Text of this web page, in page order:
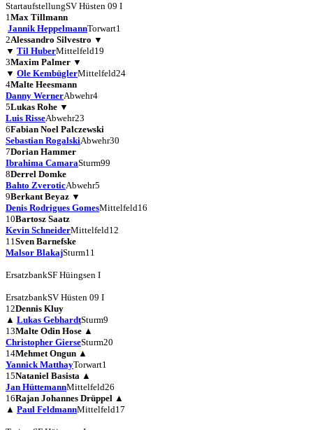
StartaufstellungSV Hüsten 09 I
1Max Tillmann
Jannik HeppelmannTorwart1
2Alessandro Silvestro ▼
▼ Til HuberMittelfeld19
3Maxim Palmer ▼
▼ Ole KembüglerMittelfeld24
4Malte Heesmann
Danny WernerAbwehr4
5Lukas Rohe ▼
Luis RisseAbwehr23
6Fabian Noel Palczewski
Sebastian RogalskiAbwehr30
7Dorian Hammer
Ibrahima CamaraSturm99
8Derrel Domke
Bahto ZveroticAbwehr5
9Berkant Beyaz ▼
Denis Rodrigues GomesMittelfeld16
10Bartosz Saatz
Kevin SchneiderMittelfeld12
11Sven Barnefske
Malsor BlakajSturm11
ErsatzbankSF Hüingsen I
ErsatzbankSV Hüsten 09 I
12Dennis Kluy
▲ Lukas GebhardtSturm9
13Malte Odin Hose ▲
Christopher GierseSturm20
14Mehmet Ongun ▲
Yannick MatthayTorwart1
15Nataniel Basista ▲
Jan HüttemannMittelfeld26
16Rajan Johannes Drüppel ▲
▲ Paul FeldmannMittelfeld17